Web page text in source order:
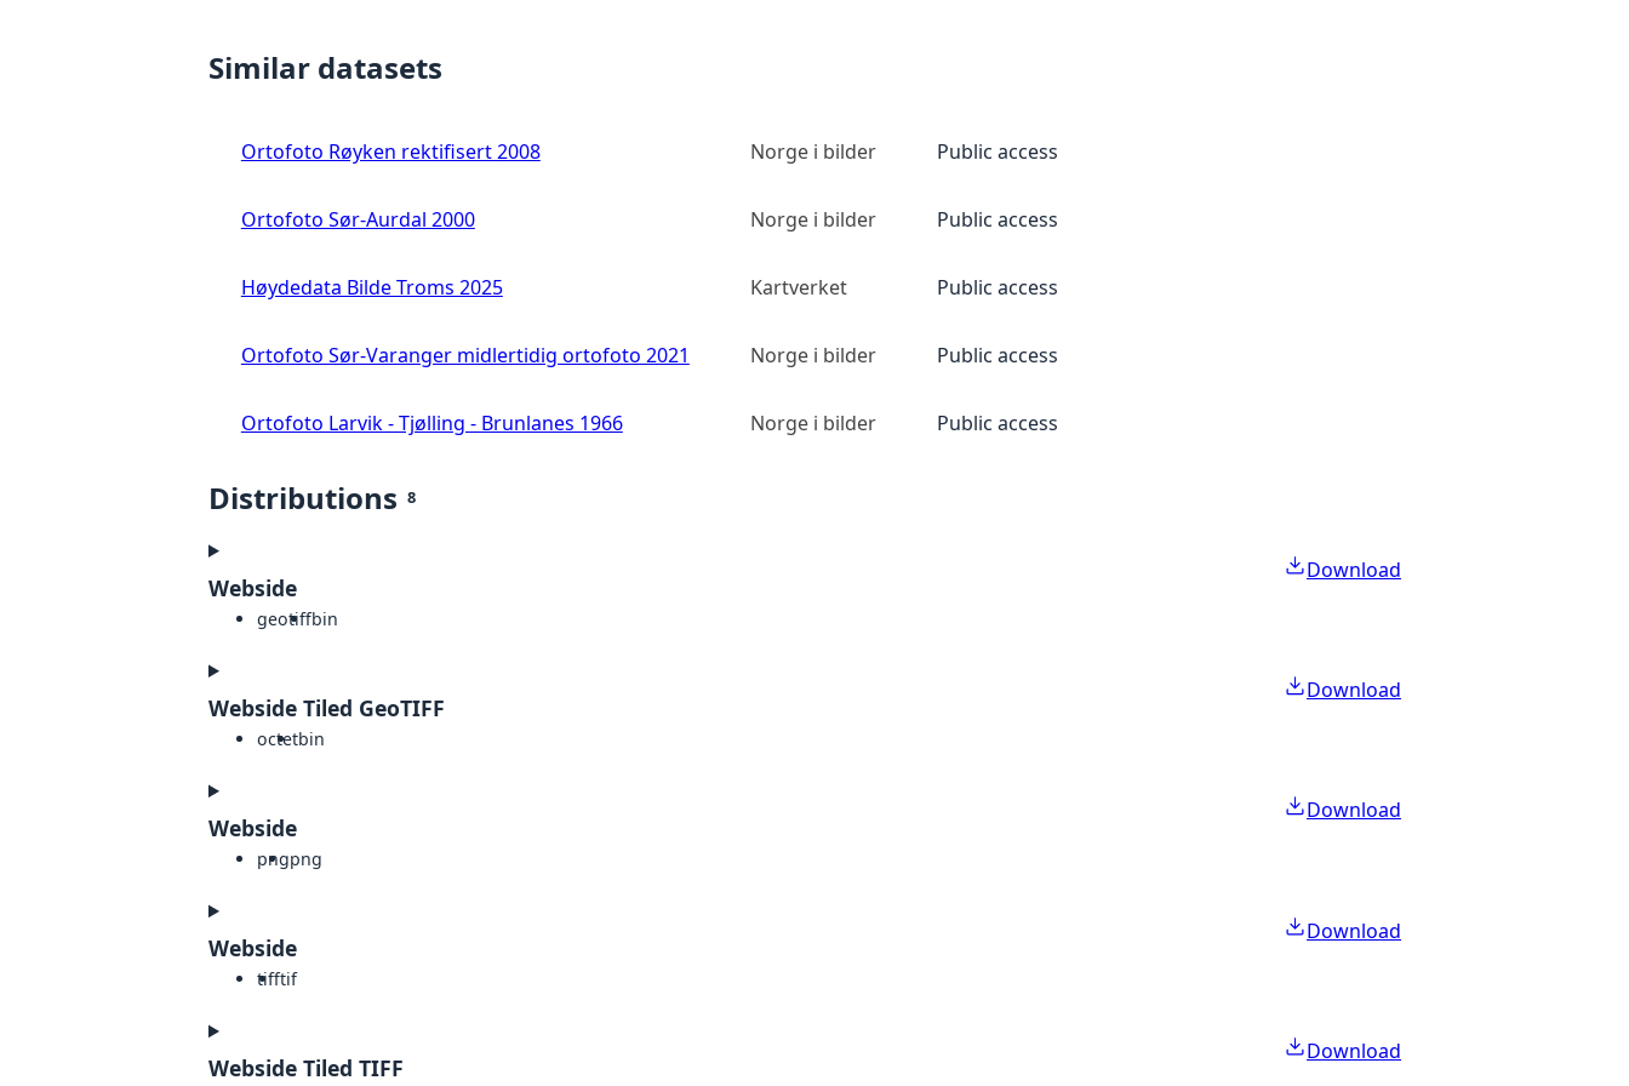
Similar datasets
Ortofoto Røyken rektifisert 2008 Norge i bilder Public access
Ortofoto Sør-Aurdal 2000 Norge i bilder Public access
Høydedata Bilde Troms 2025 Kartverket Public access
Ortofoto Sør-Varanger midlertidig ortofoto 2021 Norge i bilder Public access
Ortofoto Larvik - Tjølling - Brunlanes 1966 Norge i bilder Public access
Distributions 8
Webside
geotiffbin
Download
Webside Tiled GeoTIFF
octetbin
Download
Webside
pngpng
Download
Webside
tifftif
Download
Webside Tiled TIFF
Download